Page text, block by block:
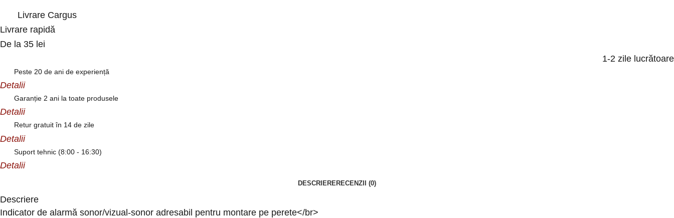
Livrare Cargus
Livrare rapidă
De la 35 lei
1-2 zile lucrătoare
Peste 20 de ani de experiență
Detalii
Garanție 2 ani la toate produsele
Detalii
Retur gratuit în 14 de zile
Detalii
Suport tehnic (8:00 - 16:30)
Detalii
DESCRIERERECENZII (0)
Descriere
Indicator de alarmă sonor/vizual-sonor adresabil pentru montare pe perete</br>